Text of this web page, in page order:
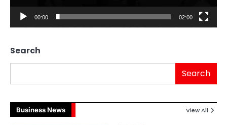
00:00 02:00
Search
Search
Business News View All